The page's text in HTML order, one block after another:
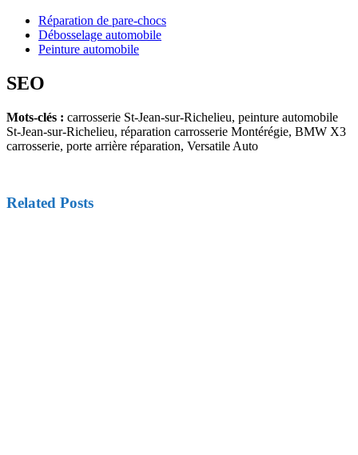
Réparation de pare-chocs
Débosselage automobile
Peinture automobile
SEO
Mots-clés : carrosserie St-Jean-sur-Richelieu, peinture automobile
St-Jean-sur-Richelieu, réparation carrosserie Montérégie, BMW X3
carrosserie, porte arrière réparation, Versatile Auto
Related Posts